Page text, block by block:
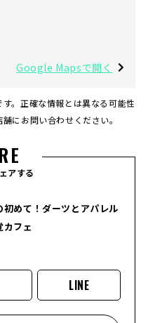
Google Mapsで開く
。正確な情報とは異なる可能性
にお問い合わせください。
アする
めて！ダーツとアパレル
カフェ
LINE